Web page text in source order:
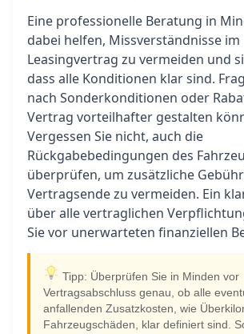
Eine professionelle Beratung in
dabei helfen, Missverständnisse im
Leasingvertrag zu vermeiden und
dass alle Konditionen klar sind.
nach Sonderkonditionen oder
Vertrag vorteilhafter gestalten
Vergessen Sie nicht, auch die
Rückgabebedingungen des
überprüfen, um zusätzliche
Vertragsende zu vermeiden. Ein
über alle vertraglichen
Sie vor unerwarteten finanziellen
Tipp: Überprüfen Sie in Minden vor
Vertragsabschluss genau, ob alle
anfallenden Zusatzkosten, wie
Fahrzeugschäden, klar definiert sind.